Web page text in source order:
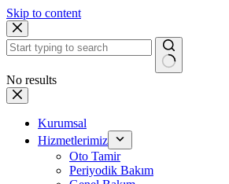
Skip to content
No results
Kurumsal
Hizmetlerimiz
Oto Tamir
Periyodik Bakım